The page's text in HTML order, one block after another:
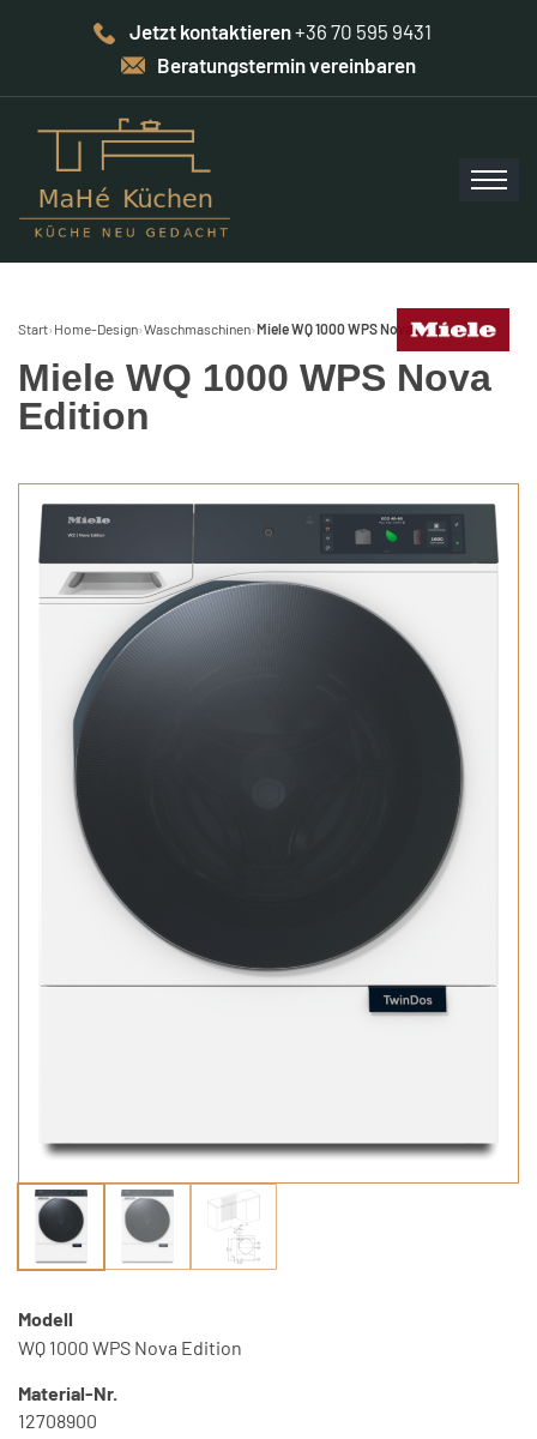
Jetzt kontaktieren+36 70 595 9431
Beratungstermin vereinbaren
Start› Home-Design›Waschmaschinen›Miele WQ 1000 WPS Nova Edition
Miele WQ 1000 WPS Nova
Edition
Modell
WQ 1000 WPS Nova Edition
Material-Nr.
12708900